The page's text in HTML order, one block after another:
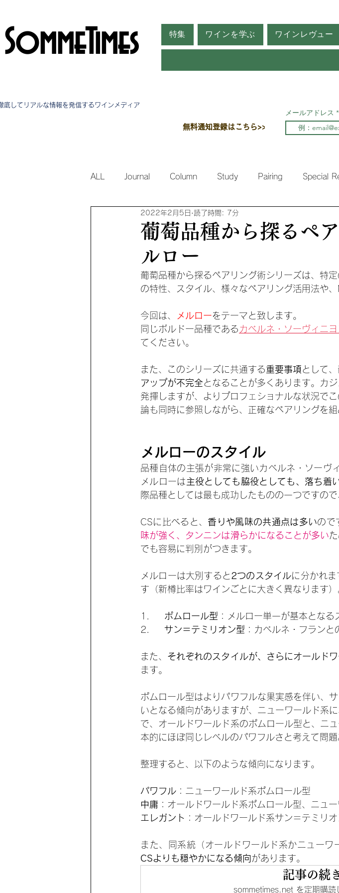
SommeTimes 特集 ワインを学ぶ ワインレヴュー
底してリアルな情報を発信する​ワインメディア
無料通知登録はこちら>>
メールアドレス
ALL Journal Column Study Pairing Special
Side Stories
葡萄品種から探るペ
ルロー
2022年2月5日 読了時間: 7分
葡萄品種から探るペアリング術シリーズは、特
の特性、スタイル、様々なペアリング活用法や
今回は、 メルローをテーマと致します。
同じボルドー品種である カベルネ・ソーヴィニヨ
てください。
また、このシリーズに共通する重要事項 として
アップが不完全となることが多くあります。カ
発揮しますが、よりプロフェショナルな状況で
論も同時に参照しながら、正確なペアリングを組
メルローのスタイル
品種自体の主張が非常に強いカベルネ・ソーヴ
メルローは主役としても脇役としても、落ち着
際品種としては最も成功したものの一つですの
CSに比べると、 香りや風味の共通点は多いので
味が強く、タンニンは滑らかになることが多い
でも容易に判別がつきます。
メルローは大別すると 2つのスタイルに分かれ
す（新樽比率はワインごとに大きく異なります）
1. ポムロール型 ：メルロー単一が基本となる
2. サン＝テミリオン型 ：カベルネ・フランと
また、 それぞれのスタイルが、さらにオールド
ます。
ポムロール型はよりパワフルな果実感を伴い、
いとなる傾向がありますが、ニューワールド系
で、オールドワールド系のポムロール型と、ニ
本的にほぼ同じレベルのパワフルさと考えて問題
整理すると、以下のような傾向になります。
パワフル ：ニューワールド系ポムロール型
中庸 ：オールドワールド系ポムロール型、ニュ
エレガント ：オールドワールド系サン＝テミリ
また、同系統（オールドワールド系かニューワ
CSよりも穏やかになる傾向があります。
記事の続
sommetimes.net を定期購読